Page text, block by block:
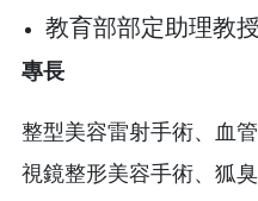
教育部部定助理教授
專長
整型美容雷射手術、血
視鏡整形美容手術、狐